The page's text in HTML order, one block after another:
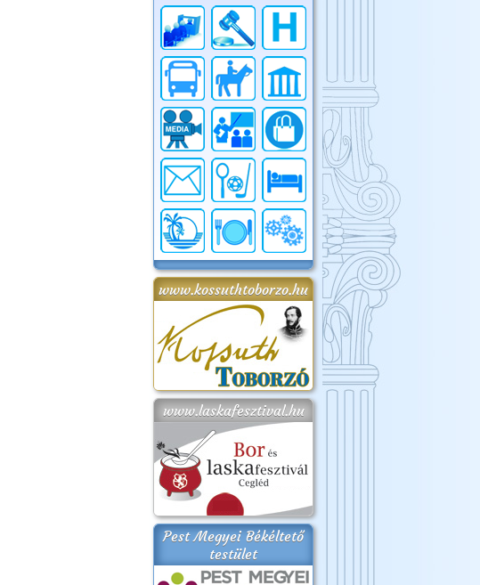
www.kossuthtoborzo.hu
www.laskafesztival.hu
Pest Megyei Békéltető
testület